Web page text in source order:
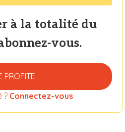
à la totalité du
vous.
PROFITE
? Connectez-vous